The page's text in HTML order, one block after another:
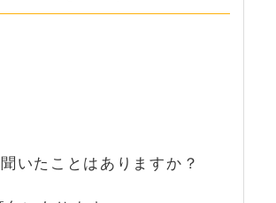
いたことはありますか？